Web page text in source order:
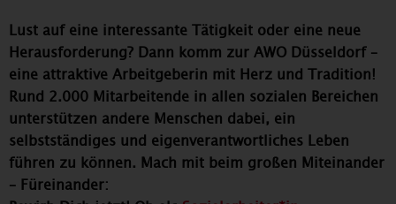
Lust auf eine interessante Tätigkeit oder eine neue
Herausforderung? Dann komm zur AWO Düsseldorf –
eine attraktive Arbeitgeberin mit Herz und Tradition!
Rund 2.000 Mitarbeitende in allen sozialen Bereichen
unterstützen andere Menschen dabei, ein
selbstständiges und eigenverantwortliches Leben
führen zu können. Mach mit beim großen Miteinander
– Füreinander: